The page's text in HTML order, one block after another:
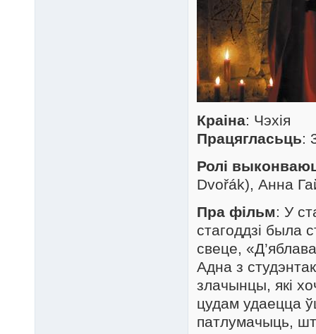
Краіна: Чэхія
Працягласьць:
Ролі
Dvořák), Анна
Пра фільм: У
стагоддзі была
свеце,
Адна з
злачынцы, які
цудам удаецца
патлумачыць,